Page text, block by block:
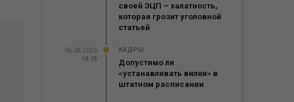
своей ЭЦП – халатность,
которая грозит уголовной
статьей
06.08.2026
16:15
КАДРЫ
Допустимо ли
«устанавливать вилки» в
штатном расписании